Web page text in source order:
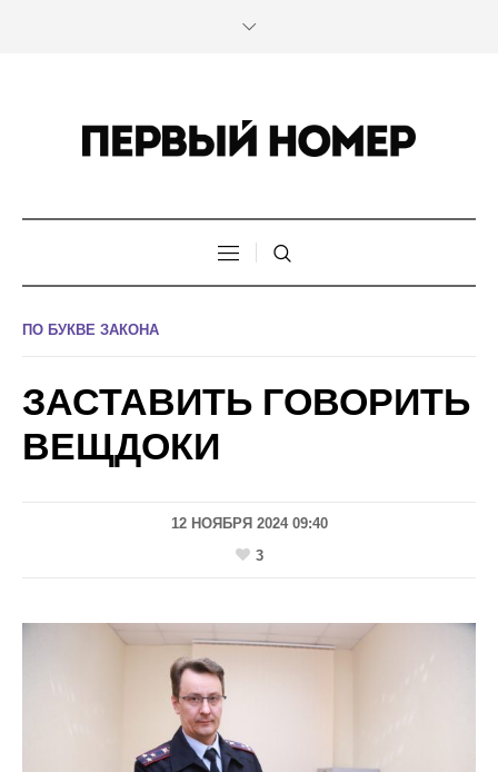
ПО БУКВЕ ЗАКОНА
ЗАСТАВИТЬ ГОВОРИТЬ
ВЕЩДОКИ
12 НОЯБРЯ 2024 09:40
3